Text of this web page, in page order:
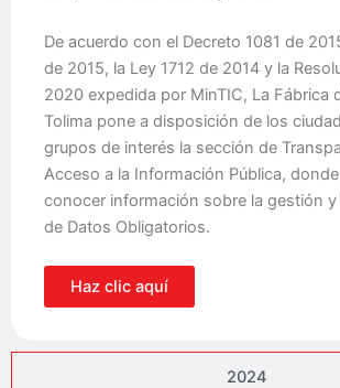
2024
De acuerdo con el Decreto 1081 de
de 2015, la Ley 1712 de 2014 y la
2020 expedida por MinTIC, La Fábrica
Tolima pone a disposición de los
grupos de interés la sección de
Acceso a la Información Pública,
conocer información sobre la gestión
de Datos Obligatorios.
Haz clic aquí